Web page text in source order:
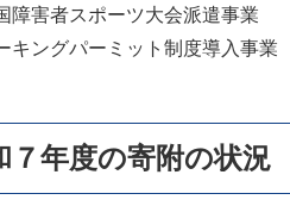
障害者スポーツ大会派遣事業
キングパーミット制度導入事業
７年度の寄附の状況